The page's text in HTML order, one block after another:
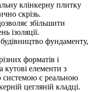
клінкерну плитку
скрізь.
збільшити
ізоляції.
фундаменту,
форматів і
кутові елементи з
системою є реальною
цегляній кладці.